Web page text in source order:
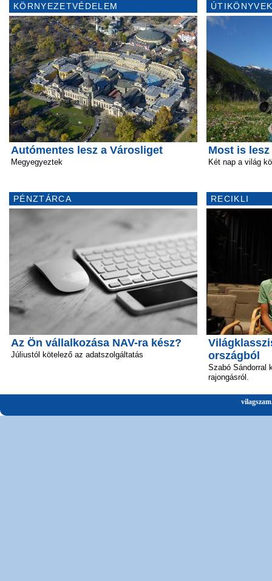
KÖRNYEZETVÉDELEM
Autómentes lesz a Városliget
Megyegyeztek
PÉNZTÁRCA
Az Ön vállalkozása NAV-ra kész?
Júliustól kötelező az adatszolgáltatás
Most is
Két nap a világ
RECIKLI
országból
Szabó Sándorral
rajongásról.